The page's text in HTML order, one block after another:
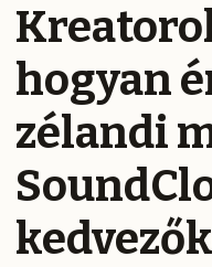
hogyan
zélandi